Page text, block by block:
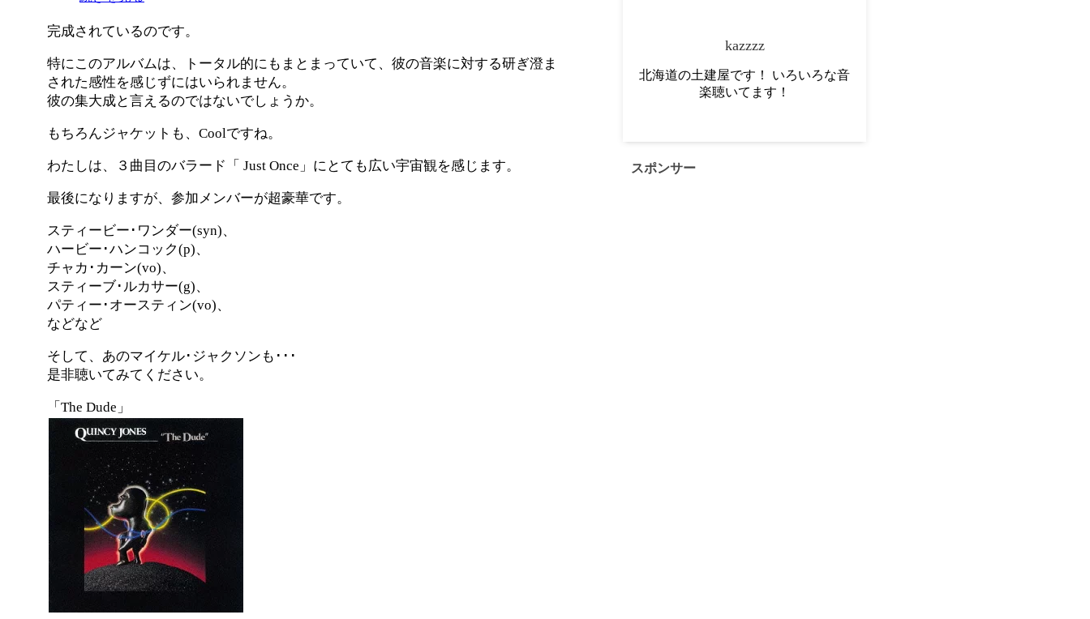
完成されているのです。
特にこのアルバムは、トータル的にもまとまっていて、彼の音楽に対する研ぎ澄ま
された感性を感じずにはいられません。
彼の集大成と言えるのではないでしょうか。
もちろんジャケットも、Coolですね。
わたしは、３曲目のバラード「 Just Once」にとても広い宇宙観を感じます。
最後になりますが、参加メンバーが超豪華です。
スティービー･ワンダー(syn)、
ハービー･ハンコック(p)、
チャカ･カーン(vo)、
スティーブ･ルカサー(g)、
パティー･オースティン(vo)、
などなど
そして、あのマイケル･ジャクソンも･･･
是非聴いてみてください。
「The Dude」
kazzzz
北海道の土建屋です！ いろいろな音
楽聴いてます！
スポンサー